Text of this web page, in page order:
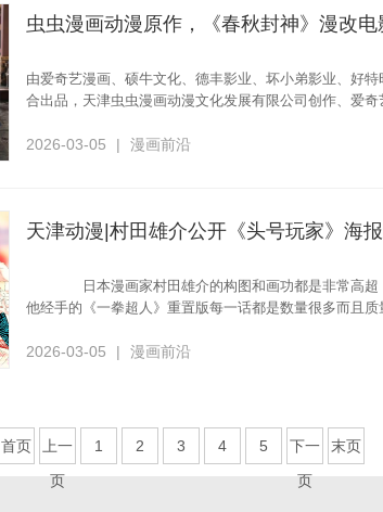
2026-03-05 | 漫画前沿
由爱奇艺漫画、硕牛文化、德丰影业、坏小弟影业、好
合出品，天津虫虫漫画动漫文化发展有限公司创作、爱
2026-03-05 | 漫画前沿
天津动漫|村田雄介公开《头号玩家》海
日本漫画家村田雄介的构图和画功都是非常高超，
他经手的《一拳超人》重置版每一话都是数量很多而且
首页
上一
页
1 2 3 4 5
下一
页
末页